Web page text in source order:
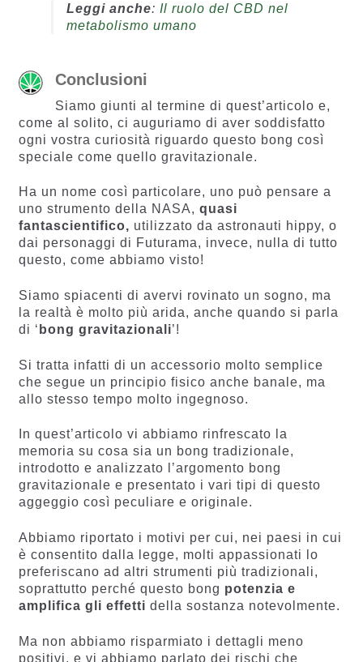
Leggi anche: Il ruolo del CBD nel
metabolismo umano
Conclusioni
Siamo giunti al termine di quest’articolo e,
come al solito, ci auguriamo di aver soddisfatto
ogni vostra curiosità riguardo questo bong così
speciale come quello gravitazionale.
Ha un nome così particolare, uno può pensare a
uno strumento della NASA, quasi
fantascientifico, utilizzato da astronauti hippy, o
dai personaggi di Futurama, invece, nulla di tutto
questo, come abbiamo visto!
Siamo spiacenti di avervi rovinato un sogno, ma
la realtà è molto più arida, anche quando si parla
di ‘ bong gravitazionali’!
Si tratta infatti di un accessorio molto semplice
che segue un principio fisico anche banale, ma
allo stesso tempo molto ingegnoso.
In quest’articolo vi abbiamo rinfrescato la
memoria su cosa sia un bong tradizionale,
introdotto e analizzato l’argomento bong
gravitazionale e presentato i vari tipi di questo
aggeggio così peculiare e originale.
Abbiamo riportato i motivi per cui, nei paesi in cui
è consentito dalla legge, molti appassionati lo
preferiscano ad altri strumenti più tradizionali,
soprattutto perché questo bong potenzia e
amplifica gli effetti della sostanza notevolmente.
Ma non abbiamo risparmiato i dettagli meno
positivi, e vi abbiamo parlato dei rischi che